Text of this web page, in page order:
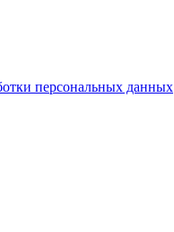
персональных данных